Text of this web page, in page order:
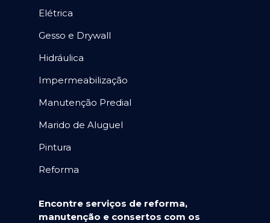
Elétrica
Gesso e Drywall
Hidráulica
Impermeabilização
Manutenção Predial
Marido de Aluguel
Pintura
Reforma
Encontre serviços de reforma,
manutenção e consertos com os